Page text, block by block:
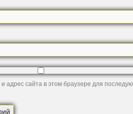
адрес сайта в этом браузере для